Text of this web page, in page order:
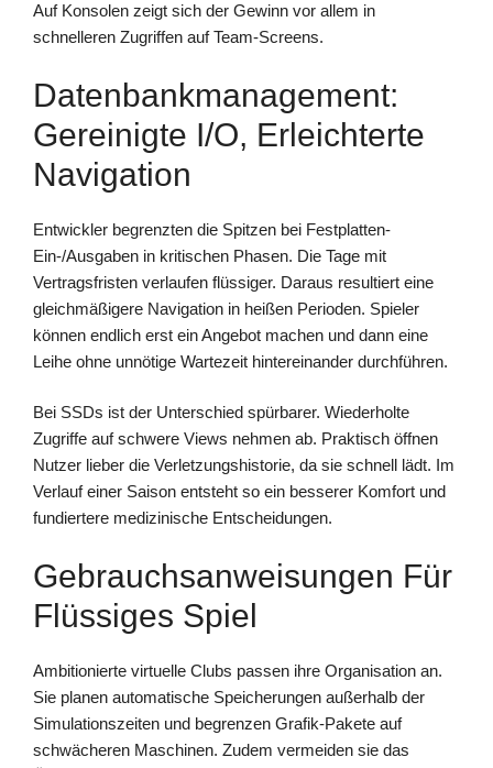
Auf Konsolen zeigt sich der Gewinn vor allem in
schnelleren Zugriffen auf Team-Screens.
Datenbankmanagement:
Gereinigte I/O, Erleichterte
Navigation
Entwickler begrenzten die Spitzen bei Festplatten-
Ein-/Ausgaben in kritischen Phasen. Die Tage mit
Vertragsfristen verlaufen flüssiger. Daraus resultiert eine
gleichmäßigere Navigation in heißen Perioden. Spieler
können endlich erst ein Angebot machen und dann eine
Leihe ohne unnötige Wartezeit hintereinander durchführen.
Bei SSDs ist der Unterschied spürbarer. Wiederholte
Zugriffe auf schwere Views nehmen ab. Praktisch öffnen
Nutzer lieber die Verletzungshistorie, da sie schnell lädt. Im
Verlauf einer Saison entsteht so ein besserer Komfort und
fundiertere medizinische Entscheidungen.
Gebrauchsanweisungen Für
Flüssiges Spiel
Ambitionierte virtuelle Clubs passen ihre Organisation an.
Sie planen automatische Speicherungen außerhalb der
Simulationszeiten und begrenzen Grafik-Pakete auf
schwächeren Maschinen. Zudem vermeiden sie das